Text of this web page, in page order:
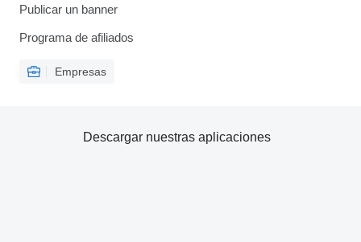
Publicar un banner
Programa de afiliados
Empresas
Descargar nuestras aplicaciones